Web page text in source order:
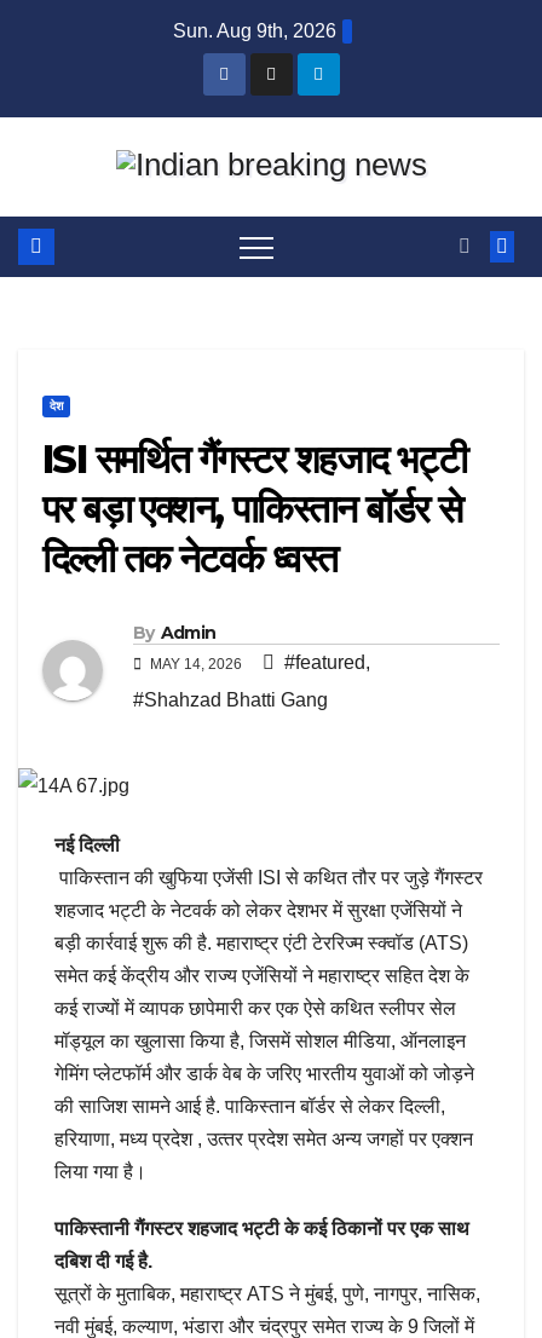
Sun. Aug 9th, 2026
देश
ISI समर्थित गैंगस्टर शहजाद भट्टी
पर बड़ा एक्शन, पाकिस्तान बॉर्डर से
दिल्ली तक नेटवर्क ध्वस्त
By Admin
MAY 14, 2026 #featured,
#Shahzad Bhatti Gang
नई दिल्ली
पाकिस्तान की खुफिया एजेंसी ISI से कथित तौर पर जुड़े गैंगस्टर
शहजाद भट्टी के नेटवर्क को लेकर देशभर में सुरक्षा एजेंसियों ने
बड़ी कार्रवाई शुरू की है. महाराष्ट्र एंटी टेररिज्म स्क्वॉड (ATS)
समेत कई केंद्रीय और राज्य एजेंसियों ने महाराष्ट्र सहित देश के
कई राज्यों में व्यापक छापेमारी कर एक ऐसे कथित स्लीपर सेल
मॉड्यूल का खुलासा किया है, जिसमें सोशल मीडिया, ऑनलाइन
गेमिंग प्लेटफॉर्म और डार्क वेब के जरिए भारतीय युवाओं को जोड़ने
की साजिश सामने आई है. पाकिस्‍तान बॉर्डर से लेकर दिल्‍ली,
हरियाणा, मध्‍य प्रदेश , उत्‍तर प्रदेश समेत अन्‍य जगहों पर एक्‍शन
लिया गया है।
पाकिस्तानी गैंगस्टर शहजाद भट्टी के कई ठिकानों पर एक साथ
दबिश दी गई है.
सूत्रों के मुताबिक, महाराष्ट्र ATS ने मुंबई, पुणे, नागपुर, नासिक,
नवी मुंबई, कल्याण, भंडारा और चंद्रपुर समेत राज्य के 9 जिलों में